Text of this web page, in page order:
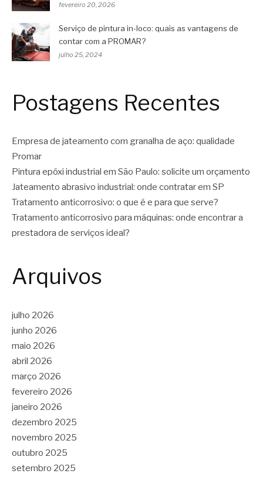
fevereiro 20, 2026
Serviço de pintura in-loco: quais as vantagens de
contar com a PROMAR?
julho 25, 2024
Postagens Recentes
Empresa de jateamento com granalha de aço: qualidade
Promar
Pintura epóxi industrial em São Paulo: solicite um orçamento
Jateamento abrasivo industrial: onde contratar em SP
Tratamento anticorrosivo: o que é e para que serve?
Tratamento anticorrosivo para máquinas: onde encontrar a
prestadora de serviços ideal?
Arquivos
julho 2026
junho 2026
maio 2026
abril 2026
março 2026
fevereiro 2026
janeiro 2026
dezembro 2025
novembro 2025
outubro 2025
setembro 2025